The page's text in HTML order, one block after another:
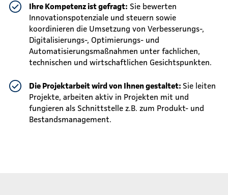
Ihre Kompetenz ist gefragt: Sie bewerten
Innovationspotenziale und steuern sowie
koordinieren die Umsetzung von Verbesserungs-,
Digitalisierungs-, Optimierungs- und
Automatisierungsmaßnahmen unter fachlichen,
technischen und wirtschaftlichen Gesichtspunkten.
Die Projektarbeit wird von Ihnen gestaltet: Sie leiten
Projekte, arbeiten aktiv in Projekten mit und
fungieren als Schnittstelle z.B. zum Produkt- und
Bestandsmanagement.